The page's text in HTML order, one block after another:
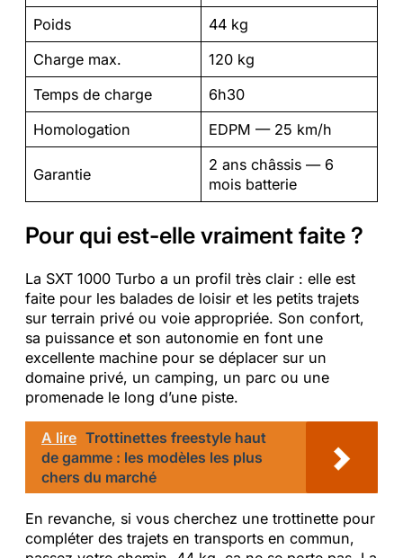
Poids
44 kg
Charge max.
120 kg
Temps de charge
6h30
Homologation
EDPM — 25 km/h
Garantie
2 ans châssis — 6
mois batterie
Pour qui est-elle vraiment faite ?
La SXT 1000 Turbo a un profil très clair : elle est
faite pour les balades de loisir et les petits trajets
sur terrain privé ou voie appropriée. Son confort,
sa puissance et son autonomie en font une
excellente machine pour se déplacer sur un
domaine privé, un camping, un parc ou une
promenade le long d’une piste.
A lire Trottinettes freestyle haut
de gamme : les modèles les plus
chers du marché
En revanche, si vous cherchez une trottinette pour
compléter des trajets en transports en commun,